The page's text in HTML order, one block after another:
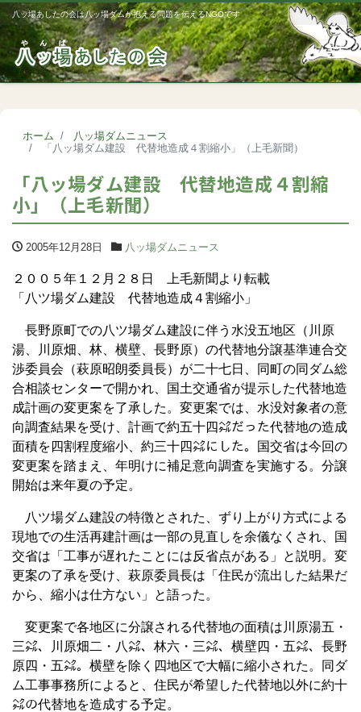
八ッ場あしたの会は八ッ場ダムが抱える問題を伝えるNGOです
ホーム
八ッ場ダムニュース
「八ッ場ダム建設 代替地造成４割縮小」（上毛新聞）
「八ッ場ダム建設 代替地造成４割縮
小」（上毛新聞）
2005年12月28日 八ッ場ダムニュース
２００５年１２月２８日 上毛新聞より転載
「八ツ場ダム建設 代替地造成４割縮小」
長野原町での八ツ場ダム建設に伴う水没五地区（川原
湯、川原畑、林、横壁、長野原）の代替地分譲基準連合交
渉委員会（萩原昭朗委員長）が二十七日、同町の同ダム総
合相談センターで開かれ、国土交通省が提示した代替地造
成計画の変更案を了承した。変更案では、水没対象者の意
向調査結果を受け、計画で約五十四㌶だった代替地の造成
面積を四割程度縮小、約三十四㌶にした。国交省は今回の
変更案を踏まえ、年明けに補足意向調査を実施する。分譲
開始は来年夏の予定。
八ツ場ダム建設の特徴とされた、ずり上がり方式による
現地での生活再建計画は一部の見直しを余儀なくされ、国
交省は「工事が遅れたことには反省点がある」と説明。変
更案の了承を受け、萩原委員長は「住民が流出した結果だ
から、縮小は仕方ない」と語った。
変更案で各地区に分譲される代替地の面積は川原湯五・
三㌶、川原畑二・八㌶、林六・三㌶、横壁四・五㌶、長野
原四・五㌶。横壁を除く四地区で大幅に縮小された。同ダ
ム工事事務所によると、住民が希望した代替地以外に約十
㌶の代替地を造成する予定。